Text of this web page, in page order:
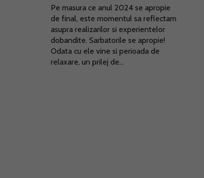
Pe masura ce anul 2024 se apropie
de final, este momentul sa reflectam
asupra realizarilor si experientelor
dobandite. Sarbatorile se apropie!
Odata cu ele vine si perioada de
relaxare, un prilej de...